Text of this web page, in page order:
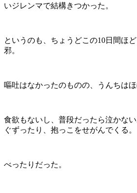
いジレンマで結構きつかった。
というのも、ちょうどこの10日間ほ
邪。
嘔吐はなかったのものの、うんちはほ
食欲もないし、普段だったら泣かない
ぐずったり、抱っこをせがんでくる。
べったりだった。